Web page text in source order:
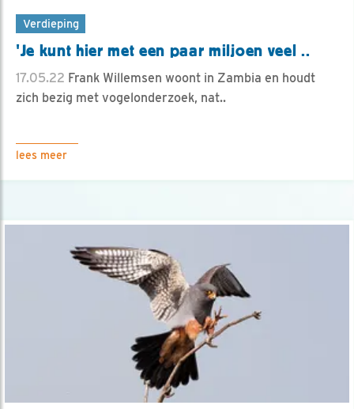
Verdieping
'Je kunt hier met een paar miljoen veel ..
17.05.22 Frank Willemsen woont in Zambia en houdt
zich bezig met vogelonderzoek, nat..
lees meer